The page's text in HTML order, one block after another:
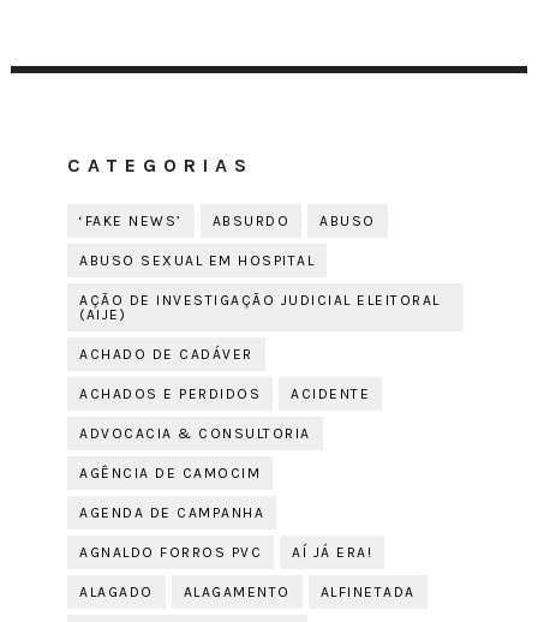
CATEGORIAS
‘FAKE NEWS’ ABSURDO ABUSO
ABUSO SEXUAL EM HOSPITAL
AÇÃO DE INVESTIGAÇÃO JUDICIAL ELEITORAL
(AIJE)
ACHADO DE CADÁVER
ACHADOS E PERDIDOS ACIDENTE
ADVOCACIA & CONSULTORIA
AGÊNCIA DE CAMOCIM
AGENDA DE CAMPANHA
AGNALDO FORROS PVC AÍ JÁ ERA!
ALAGADO ALAGAMENTO ALFINETADA